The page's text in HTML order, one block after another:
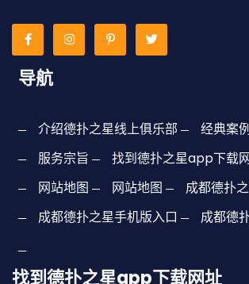
导航
介绍德扑之星线上俱乐部 经典案
服务宗旨
找到德扑之星app下载
网站地图
网站地图
成都德扑
成都德扑之星手机版入口
成都德
找到德扑之星app下载网址